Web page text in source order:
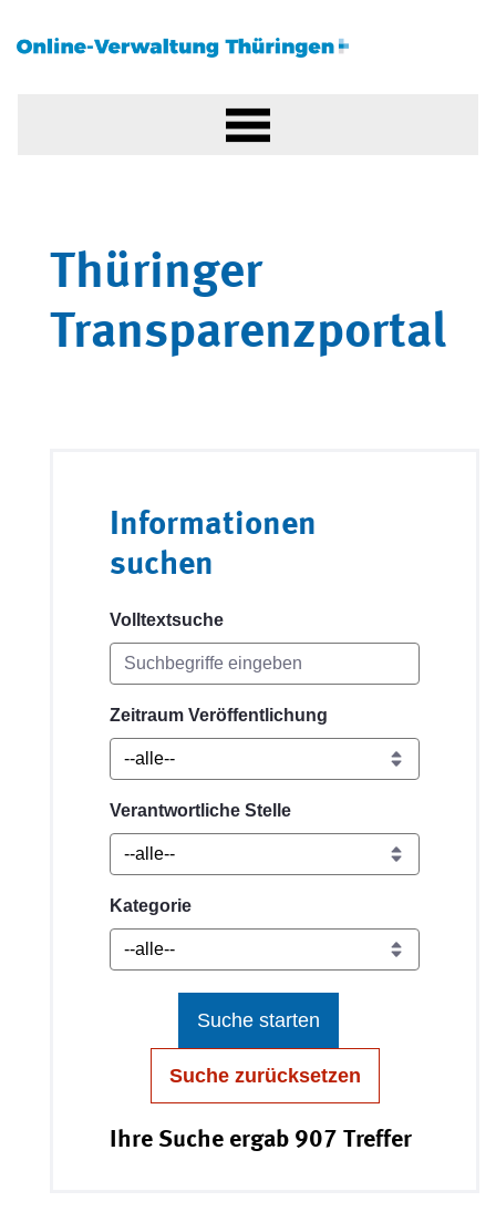
Thüringer
Transparenzportal
Informationen
suchen
Volltextsuche
Zeitraum Veröffentlichung
Verantwortliche Stelle
Kategorie
Suche starten
Suche zurücksetzen
Ihre Suche ergab 907 Treffer